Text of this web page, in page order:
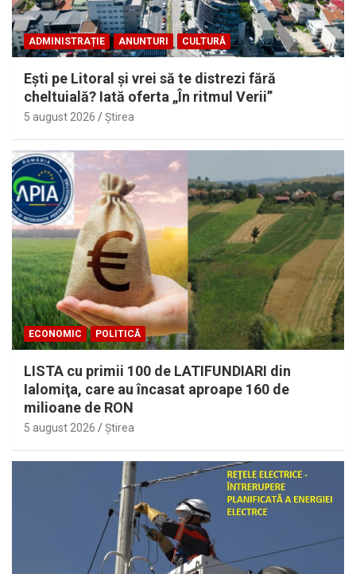
ADMINISTRAȚIE ANUNTURI CULTURĂ
Eşti pe Litoral şi vrei să te distrezi fără
cheltuială? Iată oferta „În ritmul Verii”
5 august 2026 Ştirea
ECONOMIC POLITICĂ
LISTA cu primii 100 de LATIFUNDIARI din
Ialomiţa, care au încasat aproape 160 de
milioane de RON
5 august 2026 Ştirea